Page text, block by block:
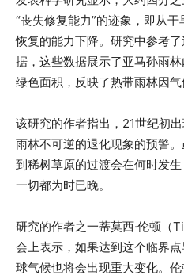
“丧失修复能力”的迹象，即从
恢复的能力下降。研究中参考
据，这些数据展示了亚马孙雨
绿色面积，反映了热带雨林因气
该研究的作者指出，21世纪初
雨林不可逆的退化现象的预警
到稀树草原的过渡会在何时发
一切都为时已晚。
研究的作者之一蒂莫西·伦顿（
会上表示，如果达到这个临界
球气候也将会出现重大变化。